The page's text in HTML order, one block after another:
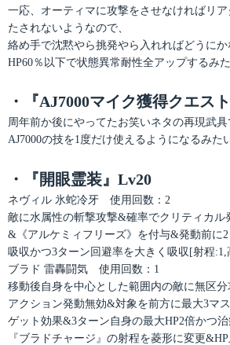
一応、オーティマに攻撃をさせなければリ
たされないようなので、
絡め手で沈黙やら挑発やら入れればどうにか
HP60％以下で状態異常耐性全アップするみた
・『AJ7000マイク獲得クエス
周年前か後にやってたお笑いネタの再現武具
AJ7000の技を1度だけ使えるようになるみた
・『開眼霊装』Lv20
ネヴィル 氷蛇冷牙 使用回数：2
敵に水属性の斬撃攻撃&確率でクリティカル
&《アルケミィフリーズ》を付与&発動前に2
吸収かつ3ターン回避率を大きく吸収[射程:1,
ブラド 雷轟闘気 使用回数：1
移動後自身を中心とした範囲内の敵に無区
アクション発動無効&対象を前方に最大3マ
ゲット効果&3ターン自身の最大HP2倍かつ
『ブラドチャージ』の射程を菱形に変更